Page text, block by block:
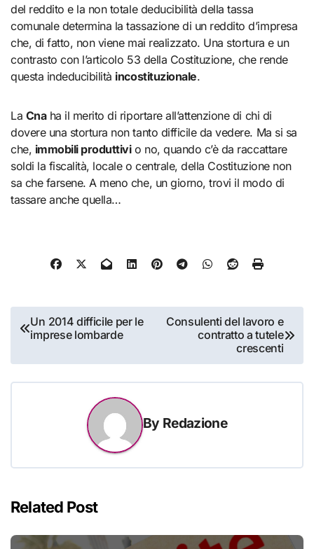
del reddito e la non totale deducibilità della tassa
comunale determina la tassazione di un reddito d’impresa
che, di fatto, non viene mai realizzato. Una stortura e un
contrasto con l’articolo 53 della Costituzione, che rende
questa indeducibilità incostituzionale.
La Cnaha il merito di riportare all’attenzione di chi di
dovere una stortura non tanto difficile da vedere. Ma si sa
che, immobili produttivio no, quando c’è da raccattare
soldi la fiscalità, locale o centrale, della Costituzione non
sa che farsene. A meno che, un giorno, trovi il modo di
tassare anche quella…
Navigazione
articoli
Un 2014 difficile per le
imprese lombarde
Consulenti del lavoro e
contratto a tutele
crescenti
By Redazione
Related Post